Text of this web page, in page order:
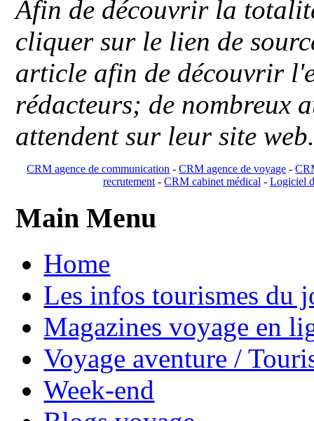
Afin de découvrir la
cliquer sur le lien de
article afin de découvrir
rédacteurs; de nombreux
attendent sur leur site
CRM agence de communication -CRM agence de voyage -
recrutement- CRM cabinet médical- Logiciel
Main Menu
Home
Les infos tourismes du
Magazines voyage en
Voyage aventure /
Week-end